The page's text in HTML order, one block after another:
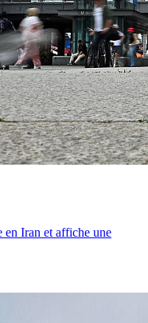
en Iran et affiche une